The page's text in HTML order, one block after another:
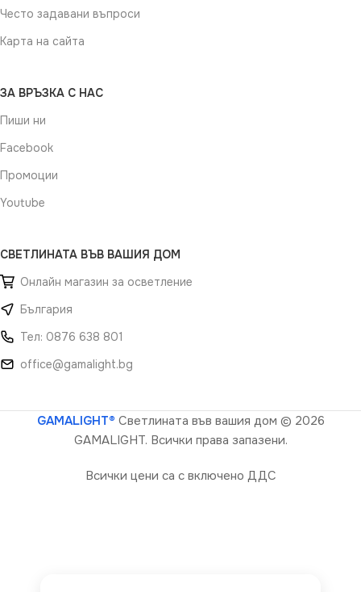
Често задавани въпроси
Карта на сайта
ЗА ВРЪЗКА С НАС
Пиши ни
Facebook
Промоции
Youtube
СВЕТЛИНАТА ВЪВ ВАШИЯ ДОМ
Онлайн магазин за осветление
България
Тел: 0876 638 801
office@gamalight.bg
GAMALIGHT® Светлината във вашия дом © 2026
GAMALIGHT. Всички права запазени.
Всички цени са с включено ДДС